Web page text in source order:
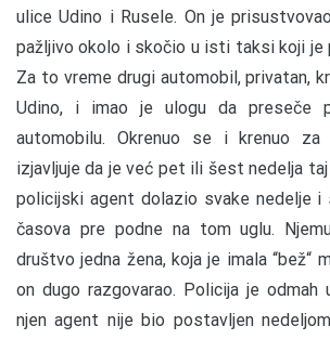
ulice Udino i Rusele. On je
pažljivo okolo i skočio u isti taksi koji je
Za to vreme drugi automobil, privatan,
Udino, i imao je ulogu da preseče
automobilu. Okrenuo se i krenuo za
izjavljuje da je već pet ili šest nedelja
policijski agent dolazio svake nedelje i
časova pre podne na tom uglu.
društvo jedna žena, koja je imala “bež“
on dugo razgovarao. Policija je odmah
njen agent nije bio postavljen